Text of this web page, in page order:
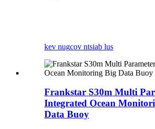
kev nugcov ntsiab lus
Frankstar S30m Multi
Integrated Ocean
Data Buoy